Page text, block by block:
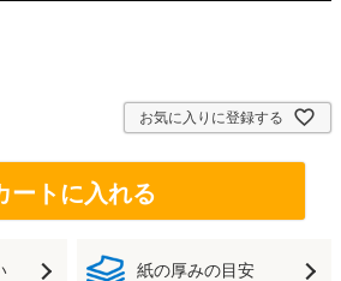
お気に入りに登録する
ートに入れる
紙の厚みの目安